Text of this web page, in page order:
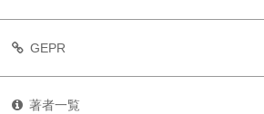
GEPR
著者一覧